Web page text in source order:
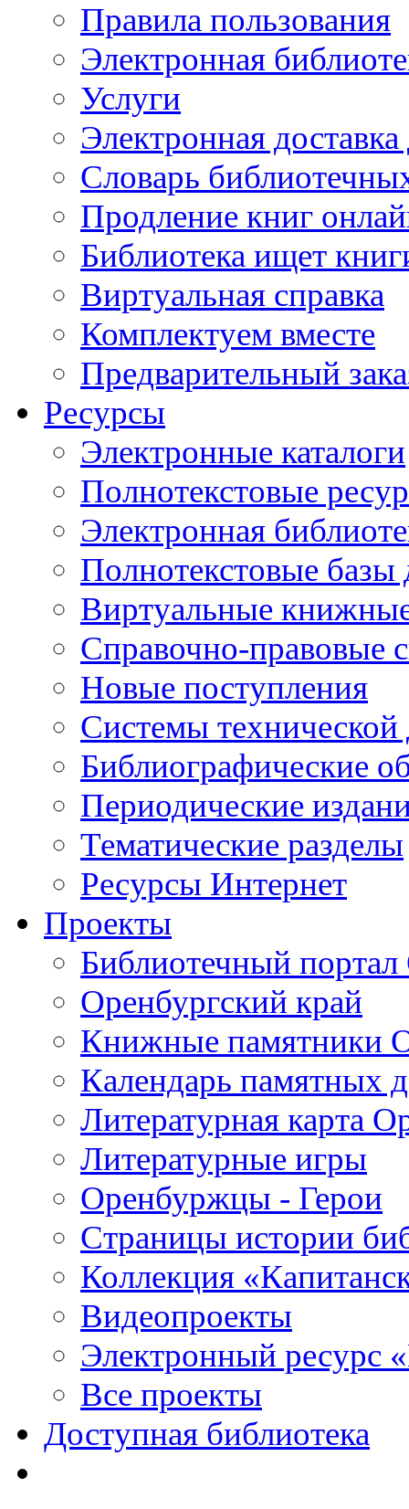
Правила пользования
Электронная
Услуги
Электронная
Словарь
Продление книг
Библиотека ищет
Виртуальная справка
Комплектуем вместе
Предварительный
Ресурсы
Электронные каталоги
Полнотекстовые
Электронная
Полнотекстовые
Виртуальные
Справочно-правовые
Новые поступления
Cистемы
Библиографические
Периодические
Тематические разделы
Ресурсы Интернет
Проекты
Библиотечный портал
Оренбургский край
Книжные памятники
Календарь памятных
Литературная карта
Литературные игры
Оренбуржцы - Герои
Страницы истории
Коллекция
Видеопроекты
Электронный ресурс
Все проекты
Доступная библиотека